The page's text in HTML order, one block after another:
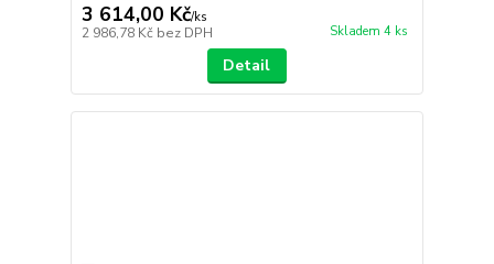
3 614,00 Kč/ks
2 986,78 Kč bez DPH Skladem 4 ks
Detail